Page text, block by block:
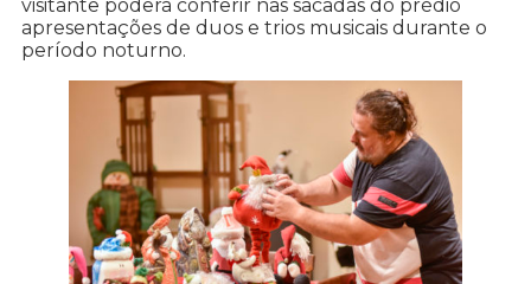
visitante poderá conferir nas sacadas do prédio
apresentações de duos e trios musicais durante o
período noturno.